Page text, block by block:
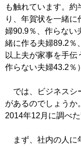
も触れています。
り、年賀状を一緒
婦90.9％、作らない
緒に作る夫婦89.2％
以上夫が家事を手伝
作らない夫婦43.2％
では、ビジネスシ
があるのでしょうか
2014年12月に調べ
まず、社内の人に